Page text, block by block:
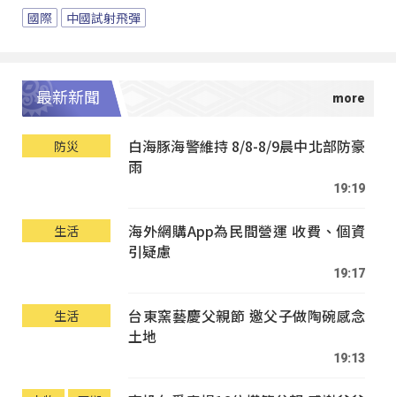
國際 中國試射飛彈
最新新聞
防災
白海豚海警維持 8/8-8/9晨中北部防豪
雨
19:19
生活
海外網購App為民間營運 收費、個資
引疑慮
19:17
生活
台東窯藝慶父親節 邀父子做陶碗感念
土地
19:13